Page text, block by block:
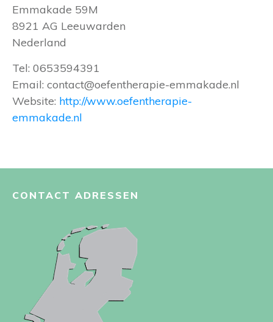
Emmakade 59M
8921 AG Leeuwarden
Nederland
Tel: 0653594391
Email: contact@oefentherapie-emmakade.nl
Website: http://www.oefentherapie-
emmakade.nl
CONTACT ADRESSEN